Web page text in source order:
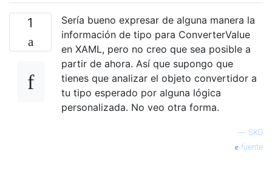
1
Sería bueno expresar de alguna manera la
información de tipo para ConverterValue
en XAML, pero no creo que sea posible a
partir de ahora. Así que supongo que
tienes que analizar el objeto convertidor a
tu tipo esperado por alguna lógica
personalizada. No veo otra forma.
— SKG
fuente